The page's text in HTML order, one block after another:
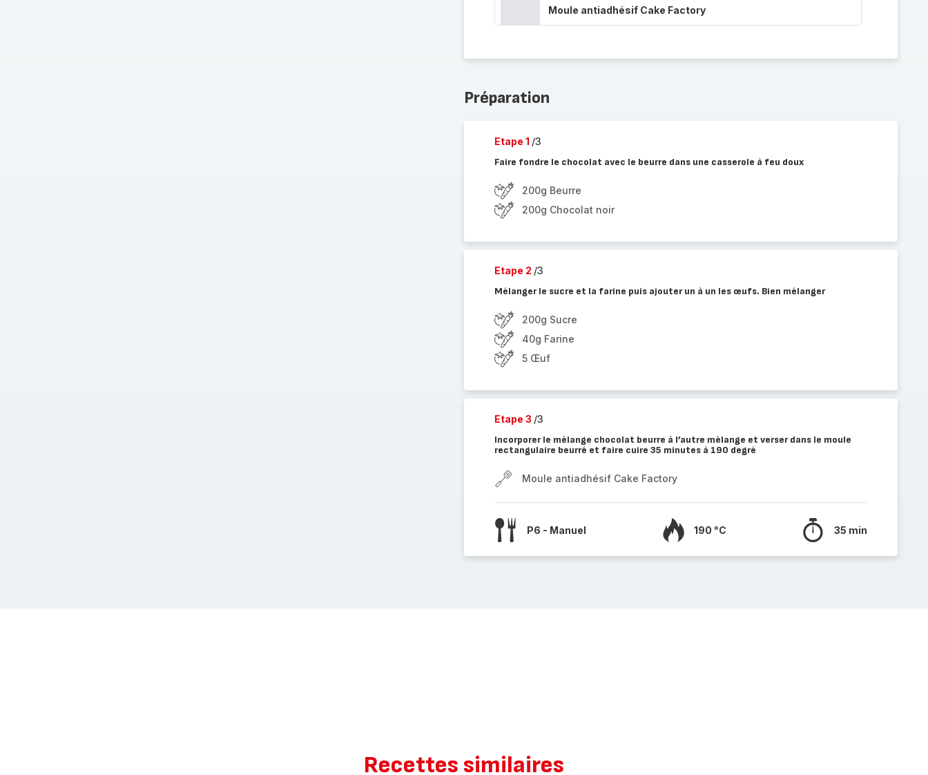
Moule antiadhésif Cake Factory
Préparation
Etape 1 /3
Faire fondre le chocolat avec le beurre dans une casserole à feu doux
200g Beurre
200g Chocolat noir
Etape 2 /3
Mélanger le sucre et la farine puis ajouter un à un les œufs. Bien mélanger
200g Sucre
40g Farine
5 Œuf
Etape 3 /3
Incorporer le mélange chocolat beurre à l’autre mélange et verser dans le moule
rectangulaire beurré et faire cuire 35 minutes à 190 degré
Moule antiadhésif Cake Factory
P6 - Manuel 190 °C 35 min
Recettes similaires